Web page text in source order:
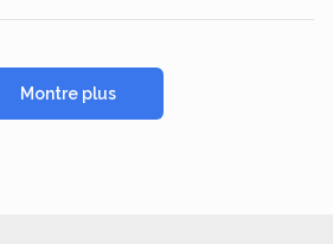
Montre plus